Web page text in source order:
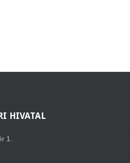
HIVATAL
1.